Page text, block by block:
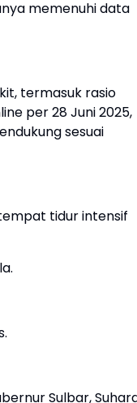
memenuhi data
termasuk rasio
per 28 Juni 2025,
sesuai
tidur intensif
Sulbar,